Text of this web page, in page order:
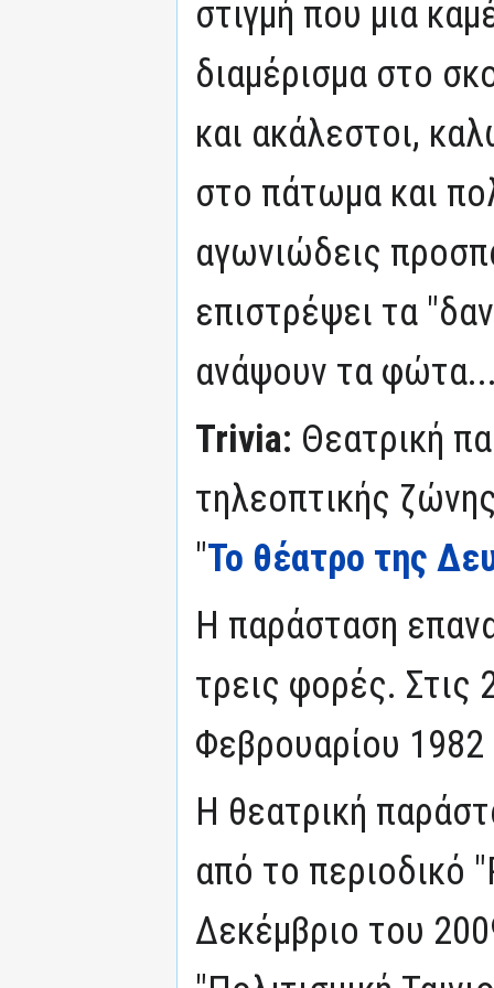
στιγμή που μια
διαμέρισμα στο
και ακάλεστοι,
στο πάτωμα και
αγωνιώδεις
επιστρέψει τα
ανάψουν τα
Trivia: Θεατρική
τηλεοπτικής
"Το θέατρο της
Η παράσταση
τρεις φορές. Στις
Φεβρουαρίου 1982
Η θεατρική
από το περιοδικό
Δεκέμβριο του